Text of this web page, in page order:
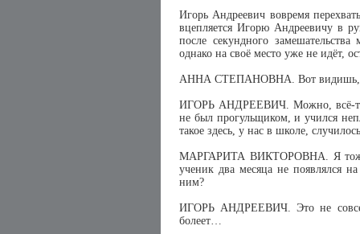
Игорь Андреевич вовремя
вцепляется Игорю Андреевичу в
после секундного
однако на своё место уже не идёт,
АННА СТЕПАНОВНА. Вот видишь,
ИГОРЬ АНДРЕЕВИЧ. Можно, всё-
не был прогульщиком, и учился
такое здесь, у нас в школе,
МАРГАРИТА ВИКТОРОВНА. Я тоже
ученик два месяца не появлялся
ним?
ИГОРЬ АНДРЕЕВИЧ. Это не
болеет…